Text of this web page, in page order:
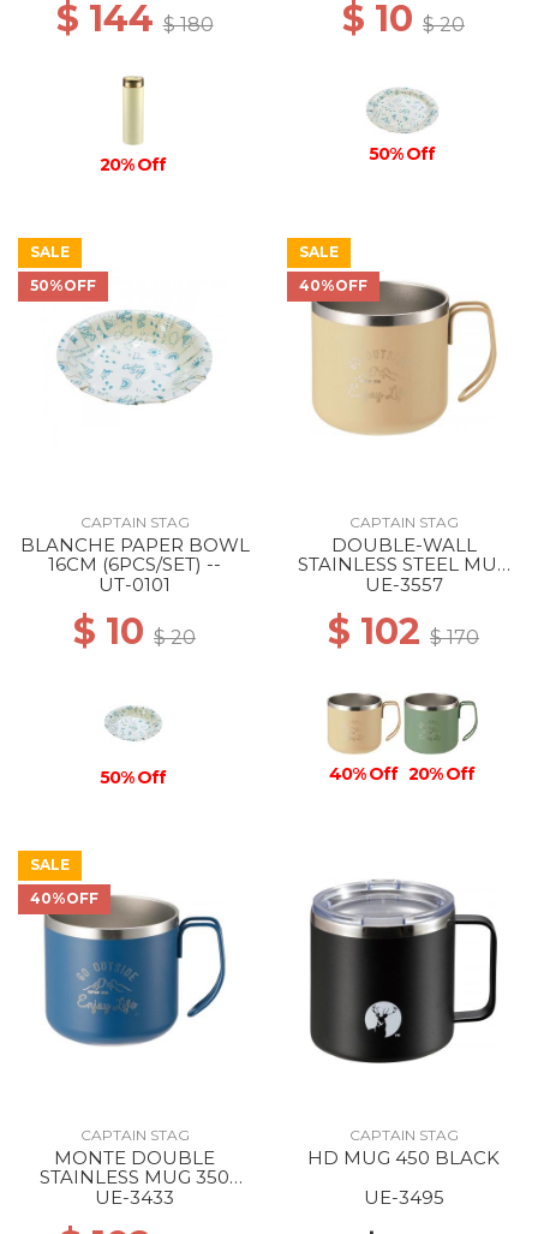
$ 144$ 180
20% Off
$ 10 $ 20
50% Off
SALE
50%OFF
CAPTAIN STAG
BLANCHE PAPER BOWL
16CM (6PCS/SET) --
UT-0101
$ 10 $ 20
50% Off
SALE
40%OFF
CAPTAIN STAG
DOUBLE-WALL
STAINLESS STEEL MUG
350 BEIGE
UE-3557
$ 102 $ 170
40% Off 20% Off
SALE
40%OFF
CAPTAIN STAG
MONTE DOUBLE
STAINLESS MUG 350
BLUE
UE-3433
CAPTAIN STAG
HD MUG 450 BLACK
UE-3495